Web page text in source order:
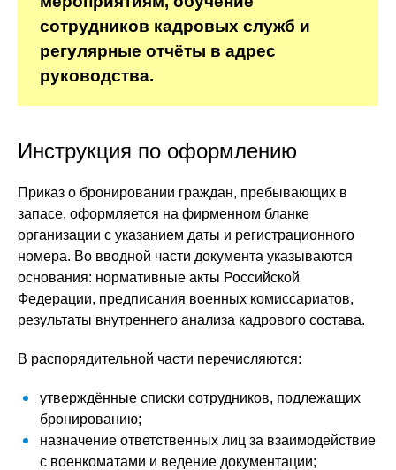
сотрудников кадровых служб и
регулярные отчёты в адрес
руководства.
Инструкция по оформлению
Приказ о бронировании граждан, пребывающих в
запасе, оформляется на фирменном бланке
организации с указанием даты и регистрационного
номера. Во вводной части документа указываются
основания: нормативные акты Российской
Федерации, предписания военных комиссариатов,
результаты внутреннего анализа кадрового состава.
В распорядительной части перечисляются:
утверждённые списки сотрудников, подлежащих
бронированию;
назначение ответственных лиц за взаимодействие
с военкоматами и ведение документации;